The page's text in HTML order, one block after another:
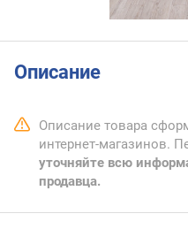
Описание
Описание товара
интернет-магазинов.
уточняйте всю
продавца.